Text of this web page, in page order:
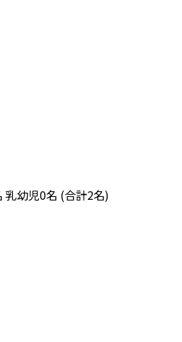
乳幼児0名 (合計2名)